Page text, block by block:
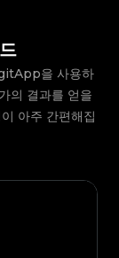
을 사용하
의 결과를 얻을
아주 간편해집